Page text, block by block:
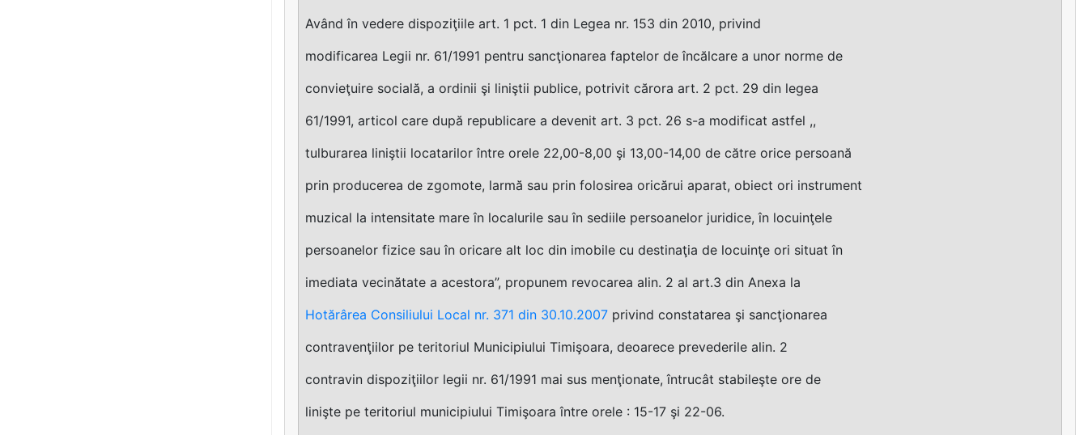
Având în vedere dispoziţiile art. 1 pct. 1 din Legea nr. 153 din 2010, privind
modificarea Legii nr. 61/1991 pentru sancţionarea faptelor de încălcare a unor norme de
convieţuire socială, a ordinii şi liniştii publice, potrivit cărora art. 2 pct. 29 din legea
61/1991, articol care după republicare a devenit art. 3 pct. 26 s-a modificat astfel ,,
tulburarea liniştii locatarilor între orele 22,00-8,00 şi 13,00-14,00 de către orice persoană
prin producerea de zgomote, larmă sau prin folosirea oricărui aparat, obiect ori instrument
muzical la intensitate mare în localurile sau în sediile persoanelor juridice, în locuinţele
persoanelor fizice sau în oricare alt loc din imobile cu destinaţia de locuinţe ori situat în
imediata vecinătate a acestora”, propunem revocarea alin. 2 al art.3 din Anexa la
Hotărârea Consiliului Local nr. 371 din 30.10.2007 privind constatarea şi sancţionarea
contravenţiilor pe teritoriul Municipiului Timişoara, deoarece prevederile alin. 2
contravin dispoziţiilor legii nr. 61/1991 mai sus menţionate, întrucât stabileşte ore de
linişte pe teritoriul municipiului Timişoara între orele : 15-17 şi 22-06.